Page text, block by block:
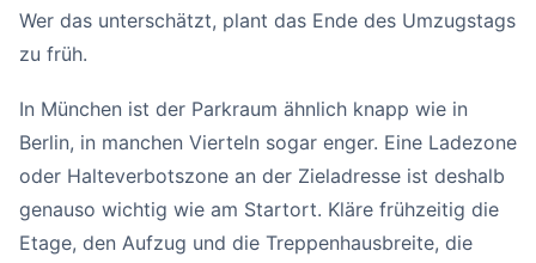
Wer das unterschätzt, plant das Ende des Umzugstags
zu früh.
In München ist der Parkraum ähnlich knapp wie in
Berlin, in manchen Vierteln sogar enger. Eine Ladezone
oder Halteverbotszone an der Zieladresse ist deshalb
genauso wichtig wie am Startort. Kläre frühzeitig die
Etage, den Aufzug und die Treppenhausbreite, die